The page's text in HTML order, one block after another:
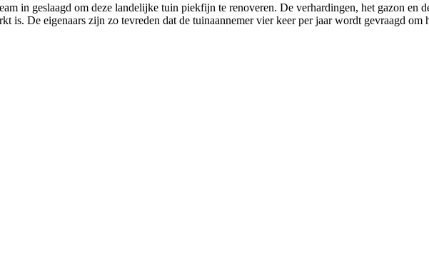
in geslaagd om deze landelijke tuin piekfijn te renoveren. De verhardingen, het gazon en
is. De eigenaars zijn zo tevreden dat de tuinaannemer vier keer per jaar wordt gevraagd om